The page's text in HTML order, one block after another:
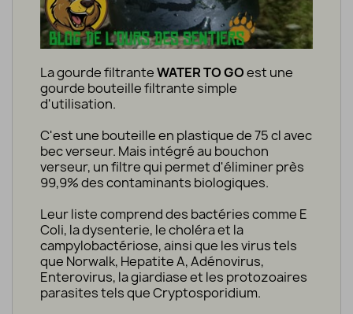
La gourde filtranteWATER TO GOest une
gourde bouteillefiltrante simple
d'utilisation.
C'est une bouteille en plastiquede75 clavec
bec verseur. Mais intégré au bouchon
verseur, un filtre qui permet d'éliminer près
99,9% descontaminants biologiques.
Leurliste comprenddes bactéries comme E
Coli, la dysenterie, le choléraet la
campylobactériose,ainsi que les virustels
que Norwalk, Hepatite A, Adénovirus,
Enterovirus, la giardiaseet les protozoaires
parasites tels queCryptosporidium.